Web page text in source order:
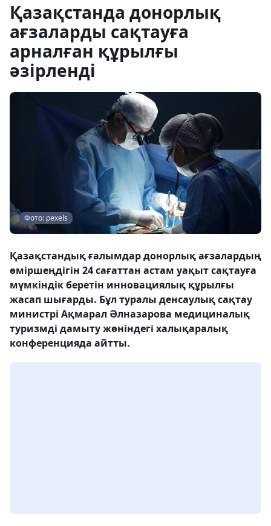
Қазақстанда донорлық
ағзаларды сақтауға
арналған құрылғы
әзірленді
Фото: pexels
Қазақстандық ғалымдар донорлық ағзалардың
өміршеңдігін 24 сағаттан астам уақыт сақтауға
мүмкіндік беретін инновациялық құрылғы
жасап шығарды. Бұл туралы денсаулық сақтау
министрі Ақмарал Әлназарова медициналық
туризмді дамыту жөніндегі халықаралық
конференцияда айтты.